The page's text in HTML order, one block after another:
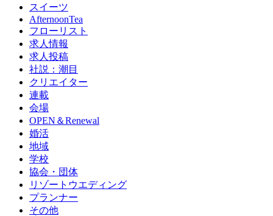
スイーツ
AfternoonTea
フローリスト
求人情報
求人投稿
社説：潮目
クリエイター
連載
会場
OPEN＆Renewal
婚活
地域
学校
協会・団体
リゾートウエディング
プランナー
その他